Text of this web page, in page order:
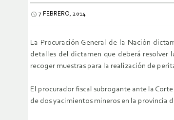
7 FEBRERO, 2014
La Procuración General de la Nación
detalles del dictamen que deberá resolver
recoger muestras para la realización de
El procurador fiscal subrogante ante la
de dos yacimientos mineros en la provincia